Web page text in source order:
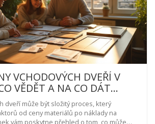
VCHODOVÝCH DVEŘÍ V
VĚDĚT A NA CO DÁT
dveří může být složitý proces, který
od ceny materiálů po náklady na
vám poskytne přehled o tom, co může